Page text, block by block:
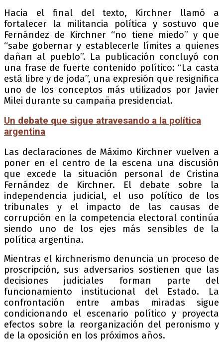
Hacia el final del texto, Kirchner llamó a
fortalecer la militancia política y sostuvo que
Fernández de Kirchner “no tiene miedo” y que
“sabe gobernar y establecerle límites a quienes
dañan al pueblo”. La publicación concluyó con
una frase de fuerte contenido político: “La casta
está libre y de joda”, una expresión que resignifica
uno de los conceptos más utilizados por Javier
Milei durante su campaña presidencial.
Un debate que sigue atravesando a la política
argentina
Las declaraciones de Máximo Kirchner vuelven a
poner en el centro de la escena una discusión
que excede la situación personal de Cristina
Fernández de Kirchner. El debate sobre la
independencia judicial, el uso político de los
tribunales y el impacto de las causas de
corrupción en la competencia electoral continúa
siendo uno de los ejes más sensibles de la
política argentina.
Mientras el kirchnerismo denuncia un proceso de
proscripción, sus adversarios sostienen que las
decisiones judiciales forman parte del
funcionamiento institucional del Estado. La
confrontación entre ambas miradas sigue
condicionando el escenario político y proyecta
efectos sobre la reorganización del peronismo y
de la oposición en los próximos años.